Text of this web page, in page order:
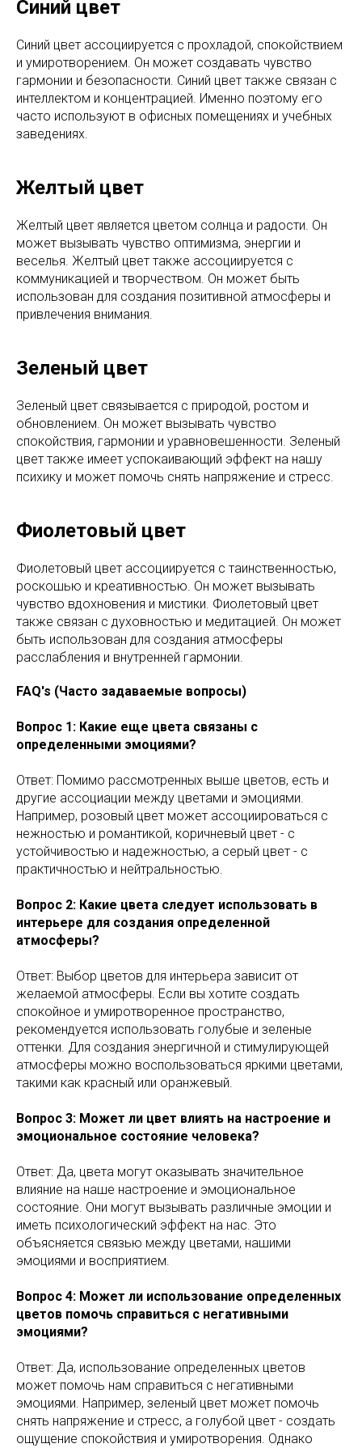
Синий цвет
Синий цвет ассоциируется с прохладой, спокойствием
и умиротворением. Он может создавать чувство
гармонии и безопасности. Синий цвет также связан с
интеллектом и концентрацией. Именно поэтому его
часто используют в офисных помещениях и учебных
заведениях.
Желтый цвет
Желтый цвет является цветом солнца и радости. Он
может вызывать чувство оптимизма, энергии и
веселья. Желтый цвет также ассоциируется с
коммуникацией и творчеством. Он может быть
использован для создания позитивной атмосферы и
привлечения внимания.
Зеленый цвет
Зеленый цвет связывается с природой, ростом и
обновлением. Он может вызывать чувство
спокойствия, гармонии и уравновешенности. Зеленый
цвет также имеет успокаивающий эффект на нашу
психику и может помочь снять напряжение и стресс.
Фиолетовый цвет
Фиолетовый цвет ассоциируется с таинственностью,
роскошью и креативностью. Он может вызывать
чувство вдохновения и мистики. Фиолетовый цвет
также связан с духовностью и медитацией. Он может
быть использован для создания атмосферы
расслабления и внутренней гармонии.
FAQ's (Часто задаваемые вопросы)
Вопрос 1: Какие еще цвета связаны с
определенными эмоциями?
Ответ: Помимо рассмотренных выше цветов, есть и
другие ассоциации между цветами и эмоциями.
Например, розовый цвет может ассоциироваться с
нежностью и романтикой, коричневый цвет - с
устойчивостью и надежностью, а серый цвет - с
практичностью и нейтральностью.
Вопрос 2: Какие цвета следует использовать в
интерьере для создания определенной
атмосферы?
Ответ: Выбор цветов для интерьера зависит от
желаемой атмосферы. Если вы хотите создать
спокойное и умиротворенное пространство,
рекомендуется использовать голубые и зеленые
оттенки. Для создания энергичной и стимулирующей
атмосферы можно воспользоваться яркими цветами,
такими как красный или оранжевый.
Вопрос 3: Может ли цвет влиять на настроение и
эмоциональное состояние человека?
Ответ: Да, цвета могут оказывать значительное
влияние на наше настроение и эмоциональное
состояние. Они могут вызывать различные эмоции и
иметь психологический эффект на нас. Это
объясняется связью между цветами, нашими
эмоциями и восприятием.
Вопрос 4: Может ли использование определенных
цветов помочь справиться с негативными
эмоциями?
Ответ: Да, использование определенных цветов
может помочь нам справиться с негативными
эмоциями. Например, зеленый цвет может помочь
снять напряжение и стресс, а голубой цвет - создать
ощущение спокойствия и умиротворения. Однако